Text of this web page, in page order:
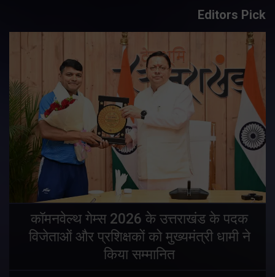
Editors Pick
कॉमनवेल्थ गेम्स 2026 के उत्तराखंड के पदक
विजेताओं और प्रशिक्षकों को मुख्यमंत्री धामी ने
किया सम्मानित